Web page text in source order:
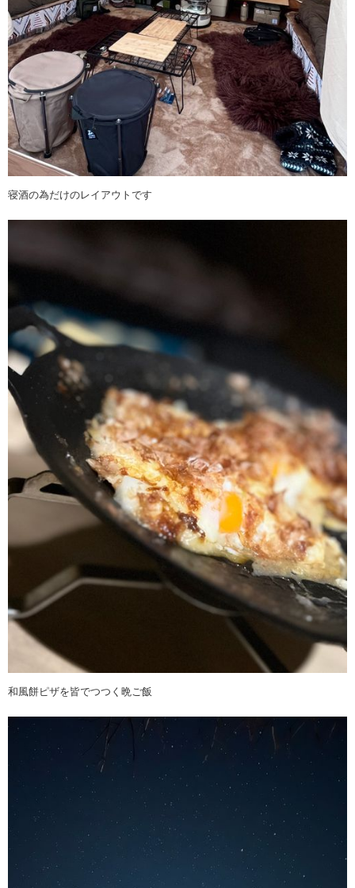
寝酒の為だけのレイアウトです
和風餅ピザを皆でつつく晩ご飯